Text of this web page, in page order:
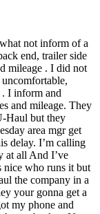
not inform of a
end, trailer side
mileage . I did not
. I inform and
and mileage. They
Haul but they
area mgr get
delay. I’m calling
at all And I’ve
nice who runs it but
the company in a
your gonna get a
my phone and